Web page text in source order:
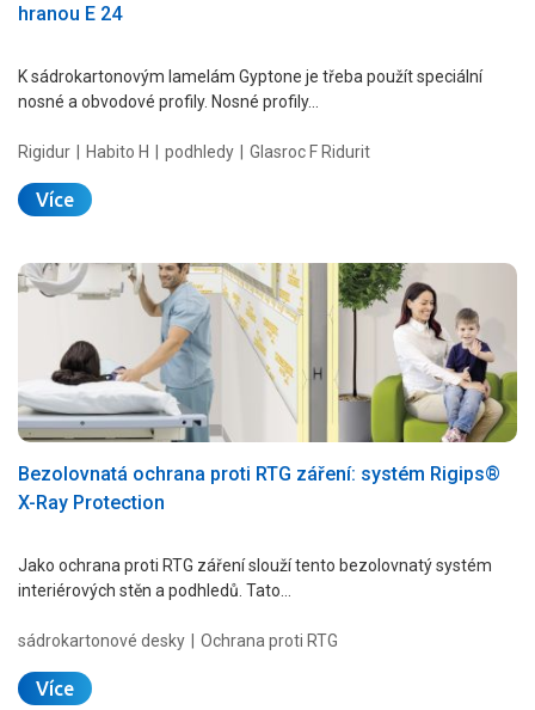
hranou E 24
K sádrokartonovým lamelám Gyptone je třeba použít speciální
nosné a obvodové profily. Nosné profily…
Rigidur Habito H podhledy Glasroc F Ridurit
Více
Bezolovnatá ochrana proti RTG záření: systém Rigips®
X-Ray Protection
Jako ochrana proti RTG záření slouží tento bezolovnatý systém
interiérových stěn a podhledů. Tato…
sádrokartonové desky Ochrana proti RTG
Více